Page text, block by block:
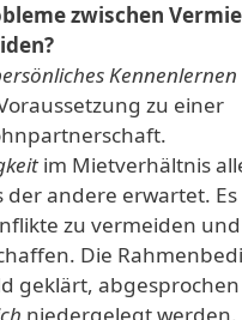
zwischen
Kennenlernen
zu einer
im Mietverhältnis
der andere erwartet.
zu vermeiden
Die
geklärt,